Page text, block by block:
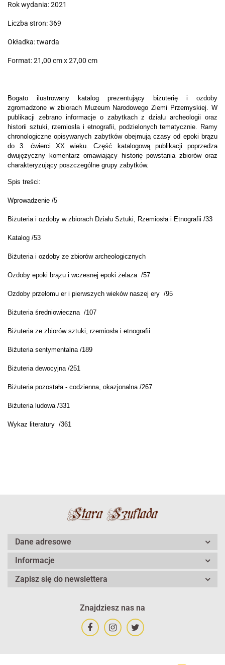
Rok wydania: 2021
Liczba stron: 369
Okładka: twarda
Format: 21,00 cm x 27,00 cm
Bogato ilustrowany katalog prezentujący biżuterię i ozdoby
zgromadzone w zbiorach Muzeum Narodowego Ziemi Przemyskiej. W
publikacji zebrano informacje o zabytkach z działu archeologii oraz
historii sztuki, rzemiosła i etnografii, podzielonych tematycznie. Ramy
chronologiczne opisywanych zabytków obejmują czasy od epoki brązu
do 3. ćwierci XX wieku. Część katalogową publikacji poprzedza
dwujęzyczny komentarz omawiający historię powstania zbiorów oraz
charakteryzujący poszczególne grupy zabytków.
Spis treści:
Wprowadzenie /5
Biżuteria i ozdoby w zbiorach Działu Sztuki, Rzemiosła i Etnografii /33
Katalog /53
Biżuteria i ozdoby ze zbiorów archeologicznych
Ozdoby epoki brązu i wczesnej epoki żelaza /57
Ozdoby przełomu er i pierwszych wieków naszej ery /95
Biżuteria średniowieczna /107
Biżuteria ze zbiorów sztuki, rzemiosła i etnografii
Biżuteria sentymentalna /189
Biżuteria dewocyjna /251
Biżuteria pozostała - codzienna, okazjonalna /267
Biżuteria ludowa /331
Wykaz literatury /361
Dane adresowe
Informacje
Zapisz się do newslettera
Znajdziesz nas na